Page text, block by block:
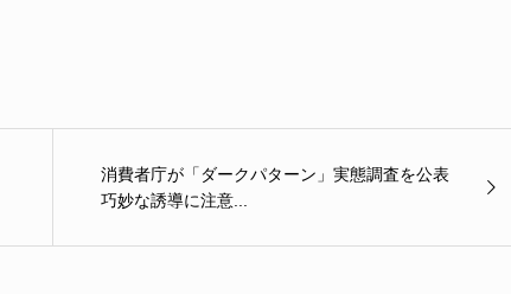
消費者庁が「ダークパターン」実態調査を公表
巧妙な誘導に注意...